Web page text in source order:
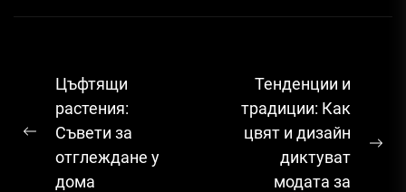
Навигация
Previous
post:
Цъфтящи
растения:
Съвети за
отглеждане у
дома
Тенденции и
традиции: Как
цвят и дизайн
диктуват
модата за